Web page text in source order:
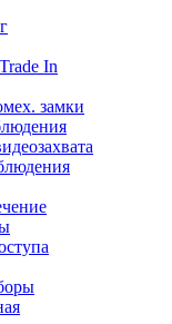
In
замки